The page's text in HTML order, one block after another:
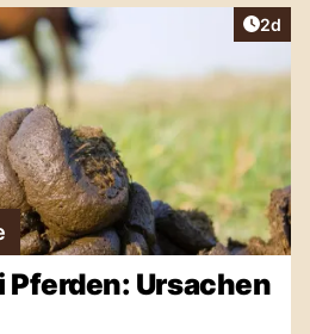
2d
Pferden: Ursachen